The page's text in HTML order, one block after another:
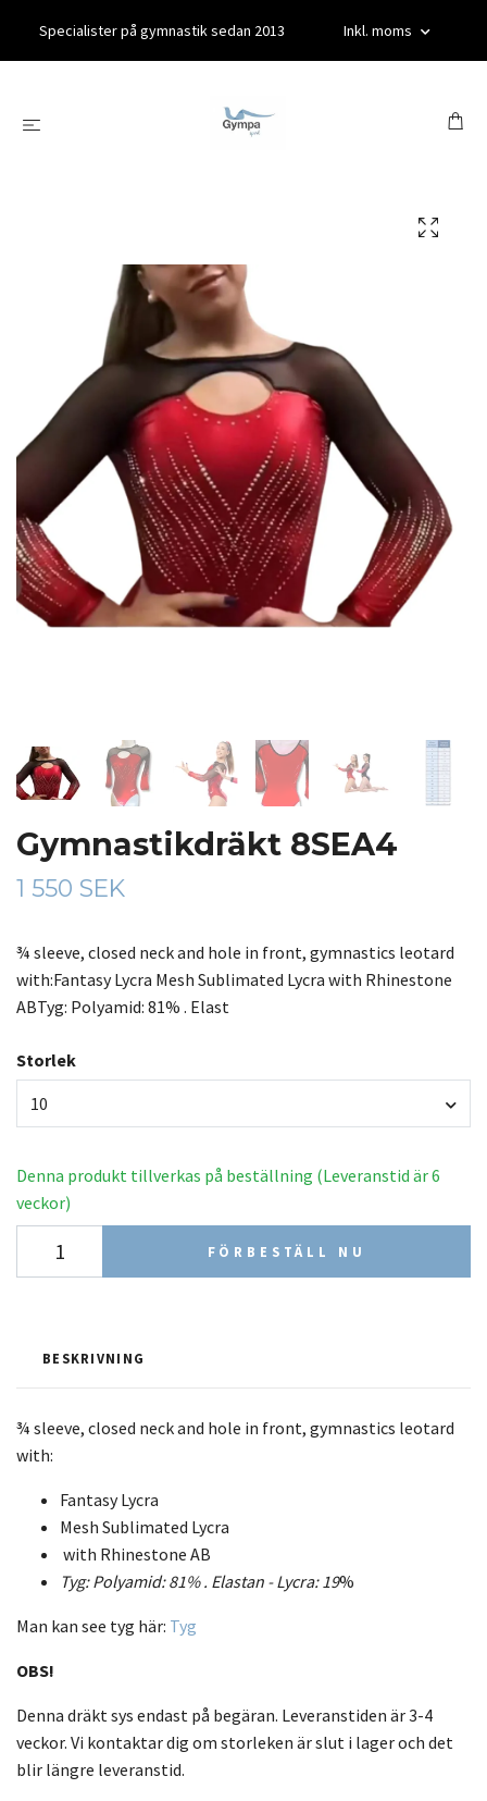
Specialister på gymnastik sedan 2013 Inkl. moms
Gymnastikdräkt 8SEA4
1 550 SEK
¾ sleeve, closed neck and hole in front, gymnastics leotard
with:Fantasy Lycra Mesh Sublimated Lycra with Rhinestone
ABTyg: Polyamid: 81% . Elast
Storlek
10
Denna produkt tillverkas på beställning (Leveranstid är 6
veckor)
FÖRBESTÄLL NU
BESKRIVNING
¾ sleeve, closed neck and hole in front, gymnastics leotard
with:
Fantasy Lycra
Mesh Sublimated Lycra
with Rhinestone AB
Tyg: Polyamid: 81% . Elastan - Lycra: 19%
Man kan see tyg här: Tyg
OBS!
Denna dräkt sys endast på begäran. Leveranstiden är 3-4
veckor. Vi kontaktar dig om storleken är slut i lager och det
blir längre leveranstid.